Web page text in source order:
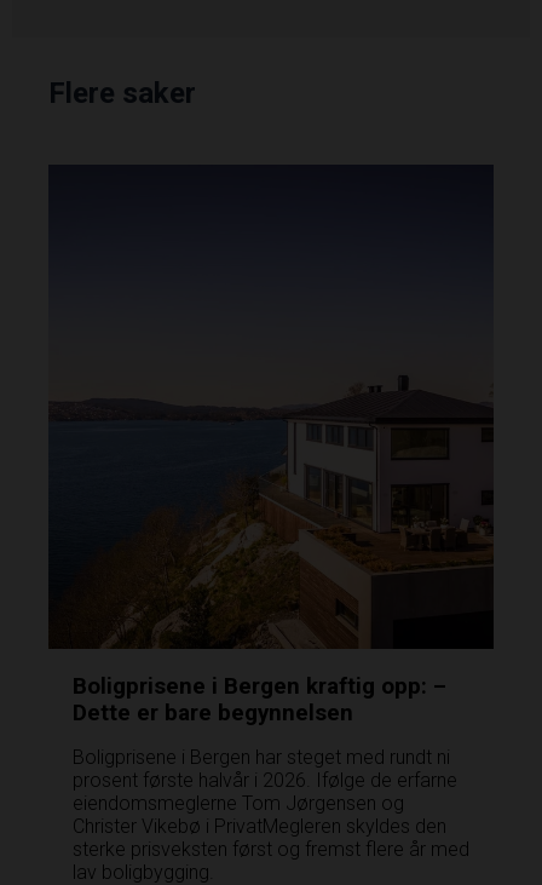
Flere saker
Boligprisene i Bergen kraftig opp: –
Dette er bare begynnelsen
Boligprisene i Bergen har steget med rundt ni
prosent første halvår i 2026. Ifølge de erfarne
eiendomsmeglerne Tom Jørgensen og
Christer Vikebø i PrivatMegleren­ skyldes den
sterke prisveksten først og fremst flere år med
lav boligbygging.